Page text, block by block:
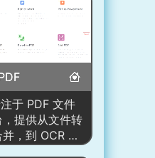
于 PDF 文件
提供从文件转
，到 OCR 识